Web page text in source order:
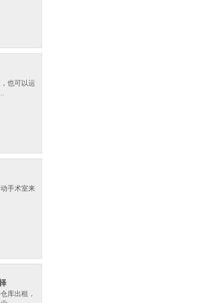
也可以运
手术室来
库出租，